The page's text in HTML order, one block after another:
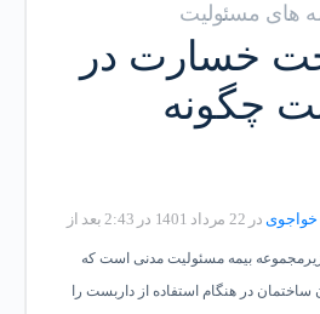
های مسئولیت
خسارت در
چگونه
در 22 مرداد 1401 در 2:43 بعد از
بیمه مسئولیت مدنی است که
در هنگام استفاده از داربست را